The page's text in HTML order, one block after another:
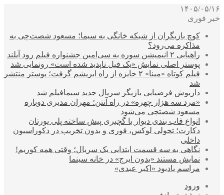
۱۴۰۵/۰۵/۱۶
خبر فوری
کوچ بازیگران از شبکه خانگی به سیما؛ مسعود شصت‌چی به
مذاکره می‌رود؟
راهیابی ۲ انیمیشن سوره به سی‌امین جشنواره فیلم رود آیلند
پوستر اصلی نمایش «یک فیل ناپدید شده است» رونمایی شد
فیلم کوتاه «مینا» ۲ جایزه از راه ابریشم گرفت؛ پوستر منتشر
شد
داریوش فرضیایی بازیگر سریال جدید سیمافیلم شد
«مرد سه هزار چهره» در راه آنتن؛ مهران مدیری دوباره
مسعود شصتچی می‌شود
انواع قاب بندی دیوار با گچبری پیش ساخته پلی یورتان
دکارت؛ تحولی لوکس، فوری و بدون تخریب در دکوراسیون
داخلی
نگاهی به سه قسمت ابتدایی یک سریال؛ وقتی همه کوریم!
نمایش مستند «بدون ایرج» در خانه سینما
مراسم یادبود «اکبر عبدی»
ورود